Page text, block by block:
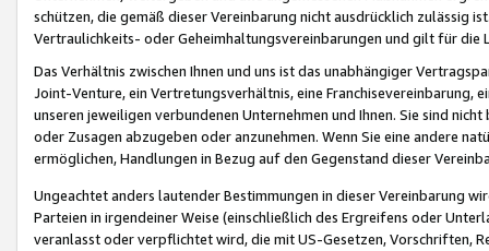
schützen, die gemäß dieser Vereinbarung nicht ausdrücklich zulässig
Vertraulichkeits- oder Geheimhaltungsvereinbarungen und gilt für die
Das Verhältnis zwischen Ihnen und uns ist das unabhängiger
Joint-Venture, ein Vertretungsverhältnis, eine Franchisevereinbarung,
unseren jeweiligen verbundenen Unternehmen und Ihnen. Sie sind
oder Zusagen abzugeben oder anzunehmen. Wenn Sie eine andere
ermöglichen, Handlungen in Bezug auf den Gegenstand dieser
Ungeachtet anders lautender Bestimmungen in dieser Vereinbarung
Parteien in irgendeiner Weise (einschließlich des Ergreifens oder
veranlasst oder verpflichtet wird, die mit US-Gesetzen, Vorschriften,